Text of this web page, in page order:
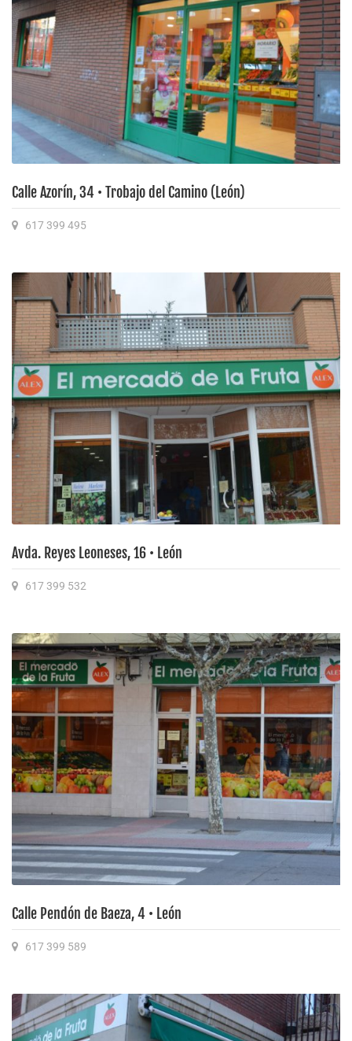
Calle Azorín, 34 • Trobajo del Camino (León)
617 399 495
Avda. Reyes Leoneses, 16 • León
617 399 532
Calle Pendón de Baeza, 4 • León
617 399 589